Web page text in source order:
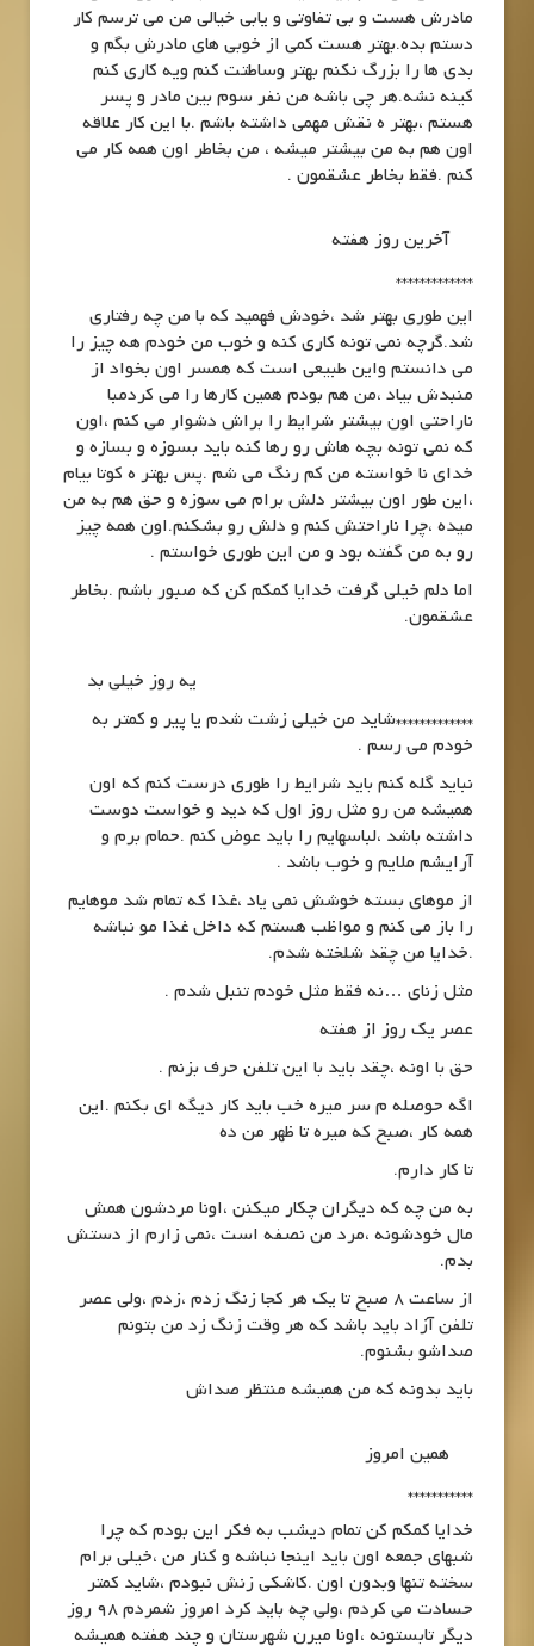
مادرش هست و بی تفاوتی و یابی خیالی من می ترسم کار
دستم بده.بهتر هست کمی از خوبی های مادرش بگم و
بدی ها را بزرگ نکنم بهتر وساطتت کنم ویه کاری کنم
کینه نشه.هر چی باشه من نفر سوم بین مادر و پسر
هستم ،بهتر ه نقش مهمی داشته باشم .با این کار علاقه
اون هم به من بیشتر میشه ، من بخاطر اون همه کار می
کنم .فقط بخاطر عشقمون .
آخرین روز هفته
*************
این طوری بهتر شد ،خودش فهمید که با من چه رفتاری
شد.گرچه نمی تونه کاری کنه و خوب من خودم هه چیز را
می دانستم واین طبیعی است که همسر اون بخواد از
منبدش بیاد ،من هم بودم همین کارها را می کردمبا
ناراحتی اون بیشتر شرایط را براش دشوار می کنم ،اون
که نمی تونه بچه هاش رو رها کنه باید بسوزه و بسازه و
خدای نا خواسته من کم رنگ می شم .پس بهتر ه کوتا بیام
،این طور اون بیشتر دلش برام می سوزه و حق هم به من
میده ،چرا ناراحتش کنم و دلش رو بشکنم.اون همه چیز
رو به من گفته بود و من این طوری خواستم .
اما دلم خیلی گرفت خدایا کمکم کن که صبور باشم .بخاطر
عشقمون.
یه روز خیلی بد
*************شاید من خیلی زشت شدم یا پیر و کمتر به
خودم می رسم .
نباید گله کنم باید شرایط را طوری درست کنم که اون
همیشه من رو مثل روز اول که دید و خواست دوست
داشته باشد ،لباسهایم را باید عوض کنم .حمام برم و
آرایشم ملایم و خوب باشد .
از موهای بسته خوشش نمی یاد ،غذا که تمام شد موهایم
را باز می کنم و مواظب هستم که داخل غذا مو نباشه
.خدایا من چقد شلخته شدم.
مثل زنای …نه فقط مثل خودم تنبل شدم .
عصر یک روز از هفته
حق با اونه ،چقد باید با این تلفن حرف بزنم .
اگه حوصله م سر میره خب باید کار دیگه ای بکنم .این
همه کار ،صبح که میره تا ظهر من ده
تا کار دارم.
به من چه که دیگران چکار میکنن ،اونا مردشون همش
مال خودشونه ،مرد من نصفه است ،نمی زارم از دستش
بدم.
از ساعت 8 صبح تا یک هر کجا زنگ زدم ،زدم ،ولی عصر
تلفن آزاد باید باشد که هر وقت زنگ زد من بتونم
صداشو بشنوم.
باید بدونه که من همیشه منتظر صداش
همین امروز
***********
خدایا کمکم کن تمام دیشب به فکر این بودم که چرا
شبهای جمعه اون باید اینجا نباشه و کنار من ،خیلی برام
سخته تنها وبدون اون .کاشکی زنش نبودم ،شاید کمتر
حسادت می کردم ،ولی چه باید کرد امروز شمردم 98 روز
دیگر تابستونه ،اونا میرن شهرستان و چند هفته همیشه